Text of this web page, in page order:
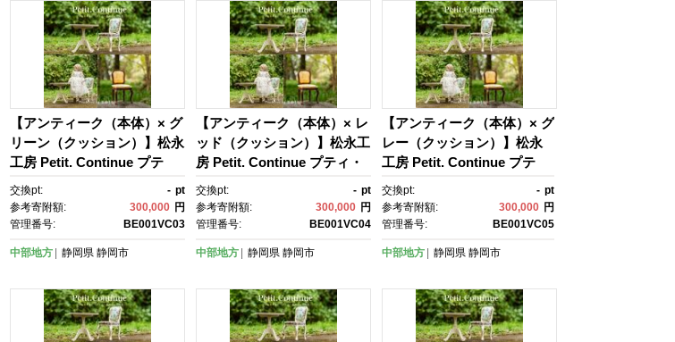
【アンティーク（本体）× グ
リーン（クッション）】松永
工房 Petit. Continue プテ
ィ・チェア ミニチュア家具 1
／3家具 ドール家具 ドール 4
0～60センチ対応 インテリ
子 チェア ねこ脚 プティ・ド
交換pt: - pt
参考寄附額:
300,000 円
管理番号:
BE001VC03
中部地方 静岡県 静岡市
【アンティーク（本体）× レ
ッド（クッション）】松永工
房 Petit. Continue プティ・
チェア ミニチュア家具 1／3
家具 ドール家具 ドール 40～
60センチ対応 インテリア ア
ェア ねこ脚 プティ・ドゥ・
交換pt: - pt
参考寄附額:
300,000 円
管理番号:
BE001VC04
中部地方 静岡県 静岡市
【アンティーク（本体）× グ
レー（クッション）】松永
工房 Petit. Continue プテ
ィ・チェア ミニチュア家
具 1／3家具 ドール家具 ドー
ル 40～60センチ対応 イン
製 椅子 チェア ねこ脚 プテ
交換pt: - pt
参考寄附額:
300,000 円
管理番号:
BE001VC05
中部地方 静岡県 静岡市